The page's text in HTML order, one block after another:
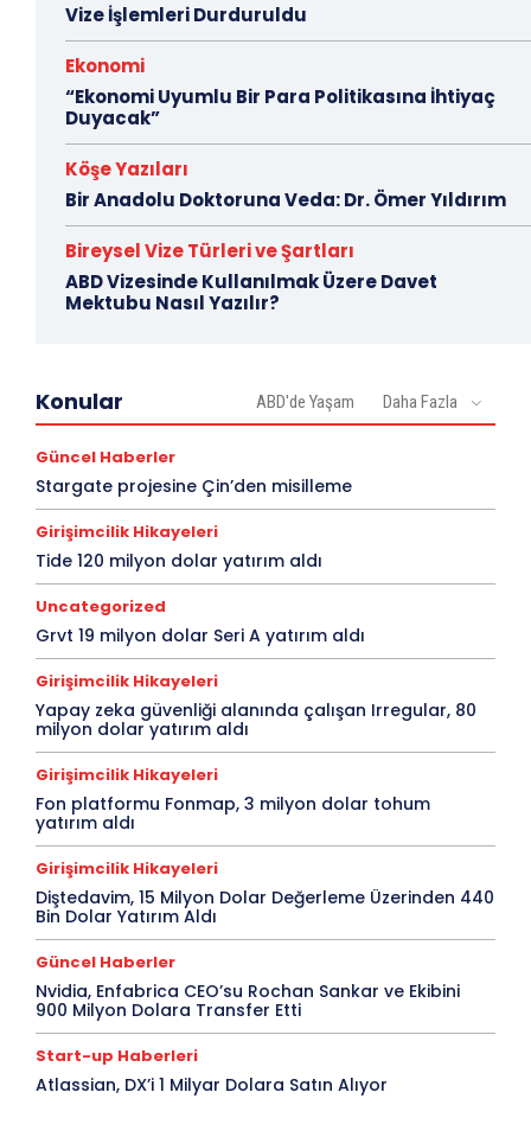
Vize İşlemleri Durduruldu
Ekonomi
“Ekonomi Uyumlu Bir Para Politikasına İhtiyaç
Duyacak”
Köşe Yazıları
Bir Anadolu Doktoruna Veda: Dr. Ömer Yıldırım
Bireysel Vize Türleri ve Şartları
ABD Vizesinde Kullanılmak Üzere Davet
Mektubu Nasıl Yazılır?
Konular ABD'de Yaşam Daha Fazla
Güncel Haberler
Stargate projesine Çin’den misilleme
Girişimcilik Hikayeleri
Tide 120 milyon dolar yatırım aldı
Uncategorized
Grvt 19 milyon dolar Seri A yatırım aldı
Girişimcilik Hikayeleri
Yapay zeka güvenliği alanında çalışan Irregular, 80
milyon dolar yatırım aldı
Girişimcilik Hikayeleri
Fon platformu Fonmap, 3 milyon dolar tohum
yatırım aldı
Girişimcilik Hikayeleri
Diştedavim, 15 Milyon Dolar Değerleme Üzerinden 440
Bin Dolar Yatırım Aldı
Güncel Haberler
Nvidia, Enfabrica CEO’su Rochan Sankar ve Ekibini
900 Milyon Dolara Transfer Etti
Start-up Haberleri
Atlassian, DX’i 1 Milyar Dolara Satın Alıyor